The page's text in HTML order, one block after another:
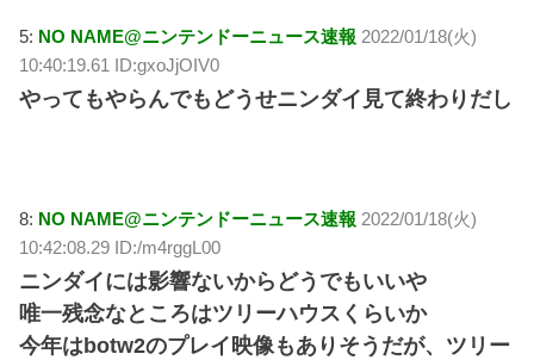
5: NO NAME@ニンテンドーニュース速報 2022/01/18(火)
10:40:19.61 ID:gxoJjOIV0
やってもやらんでもどうせニンダイ見て終わりだし
8: NO NAME@ニンテンドーニュース速報 2022/01/18(火)
10:42:08.29 ID:/m4rggL00
ニンダイには影響ないからどうでもいいや
唯一残念なところはツリーハウスくらいか
今年はbotw2のプレイ映像もありそうだが、ツリー